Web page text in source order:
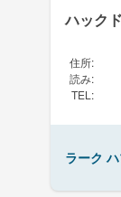
ハック
住所:
読み:
TEL :
ラーク